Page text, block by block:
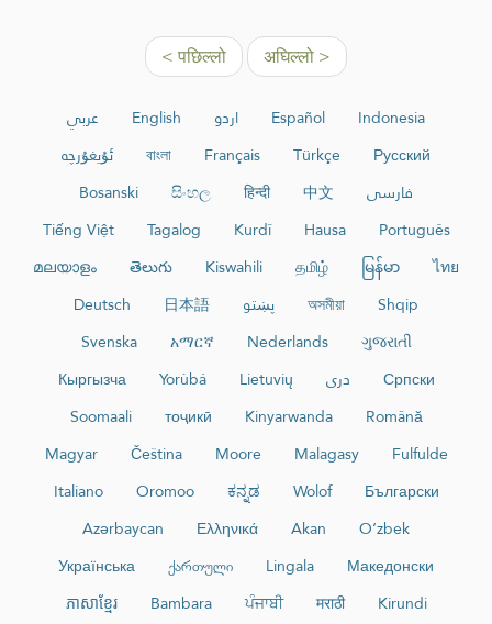
< पछिल्लो अघिल्लो >
عربي English اردو Español
Indonesia
ئۇيغۇرچە
বাংলা Français Türkçe
Русский
Bosanski
සිංහල हिन्दी 中文
فارسی
Tiếng Việt
Tagalog Kurdî Hausa
Português
മലയാളം
తెలుగు Kiswahili தமிழ் မြန်မာ
ไทย
Deutsch
日本語 پښتو অসমীয়া
Shqip
Svenska
አማርኛ Nederlands
ગુજરાતી
Кыргызча
Yorùbá Lietuvių دری
Српски
Soomaali
тоҷикӣ Kinyarwanda
Română
Magyar
Čeština Moore Malagasy
Fulfulde
Italiano
Oromoo ಕನ್ನಡ Wolof
Български
Azərbaycan
Ελληνικά Akan
O‘zbek
Українська
ქართული Lingala
Македонски
ភាសាខ្មែរ
Bambara ਪੰਜਾਬੀ मराठी
Kirundi